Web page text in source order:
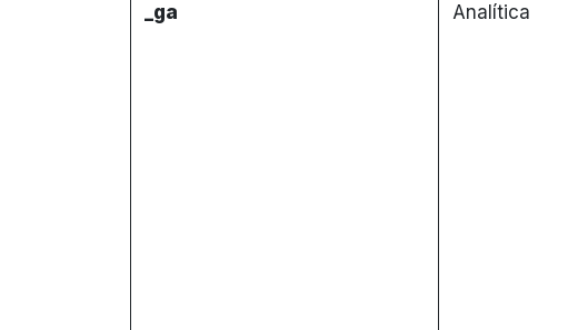
_ga Analítica